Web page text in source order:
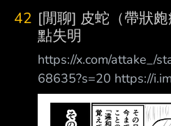
小林直人(39) J少尉(灰
原狼德拉姆
扳機) 大西沙織(34) 拉·
村上繪美(人生) 菲雅娜
舞) 亞歷山大·蘇絲(東京
梨(不起眼女主角培育法)
42 [閒聊] 皮蛇（帶狀
點失明
https://x.com/attake_/
68635?s=20 https://
那是幾年前四月的一天
—— 那天，我感受到